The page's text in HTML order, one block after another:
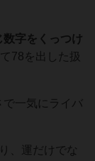
字をくっつけ
78を出した扱
で一気にライバ
、運だけでな